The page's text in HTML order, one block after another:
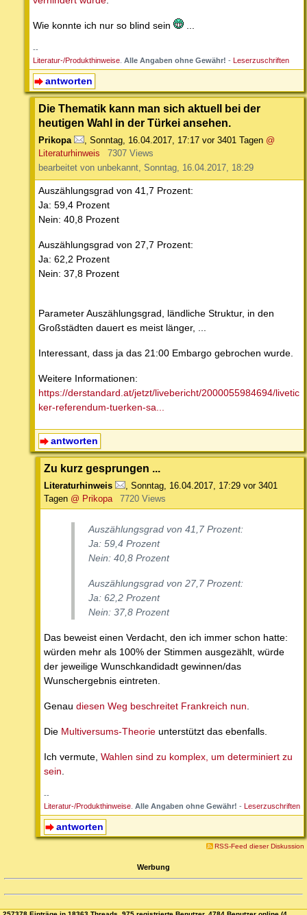
Wie konnte ich nur so blind sein
--
Literatur-/Produkthinweise Alle Angaben ohne Gewähr! - Leserzuschriften
antworten
Die Thematik kann man sich aktuell bei der
heutigen Wahl in der Türkei ansehen.
Prikopa Sonntag, 16.04.2017, 17:17 vor 3401 Tagen @
Literaturhinweis
7307 Views
bearbeitet von unbekannt, Sonntag, 16.04.2017, 18:29
Auszählungsgrad von 41,7 Prozent:
Ja: 59,4 Prozent
Nein: 40,8 Prozent
Auszählungsgrad von 27,7 Prozent:
Ja: 62,2 Prozent
Nein: 37,8 Prozent
Parameter Auszählungsgrad, ländliche Struktur, in den
Großstädten dauert es meist länger, ...
Interessant, dass ja das 21:00 Embargo gebrochen wurde.
Weitere Informationen:
https://derstandard.at/jetzt/livebericht/2000055984694/livetic
ker-referendum-tuerken-sa...
antworten
Zu kurz gesprungen ...
Literaturhinweis Sonntag, 16.04.2017, 17:29 vor 3401
Tagen @ Prikopa 7720 Views
Auszählungsgrad von 41,7 Prozent:
Ja: 59,4 Prozent
Nein: 40,8 Prozent
Auszählungsgrad von 27,7 Prozent:
Ja: 62,2 Prozent
Nein: 37,8 Prozent
Das beweist einen Verdacht, den ich immer schon hatte:
würden mehr als 100% der Stimmen ausgezählt, würde
der jeweilige Wunschkandidadt gewinnen/das
Wunschergebnis eintreten.
Genau diesen Weg beschreitet Frankreich nun
Die Multiversums-Theorie unterstützt das ebenfalls.
Ich vermute, Wahlen sind zu komplex, um determiniert zu
sein
--
Literatur-/Produkthinweise Alle Angaben ohne Gewähr! - Leserzuschriften
antworten
RSS-Feed dieser Diskussion
Werbung